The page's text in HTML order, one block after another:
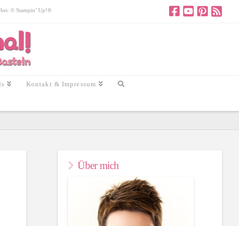
© Stampin’ Up!®
Kontakt & Impressum
Über mich